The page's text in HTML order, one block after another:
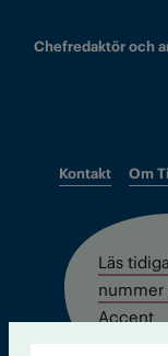
Chefredaktör och
Kontakt Om
Läs
nummer
Accent